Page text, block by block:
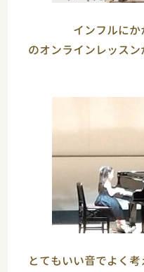
インフルにかか
のオンラインレッス
とてもいい音でよく